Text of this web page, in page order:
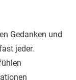
Gedanken und
jeder.